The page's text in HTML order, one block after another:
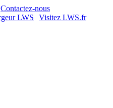
Contactez-nous
Visitez LWS.fr